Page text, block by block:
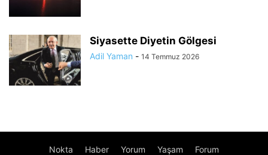
Siyasette Diyetin Gölgesi
Adil Yaman - 14 Temmuz 2026
Nokta Haber Yorum Yaşam Forum